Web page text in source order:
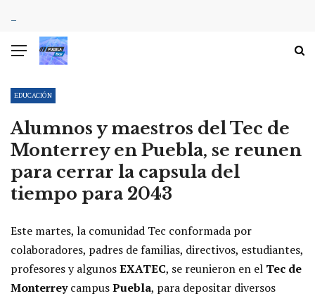
EDUCACIÓN
Alumnos y maestros del Tec de
Monterrey en Puebla, se reunen
para cerrar la capsula del
tiempo para 2043
Este martes, la comunidad Tec conformada por
colaboradores, padres de familias, directivos, estudiantes,
profesores y algunosEXATEC, se reunieron en el Tec de
MonterreycampusPuebla, para depositar diversos